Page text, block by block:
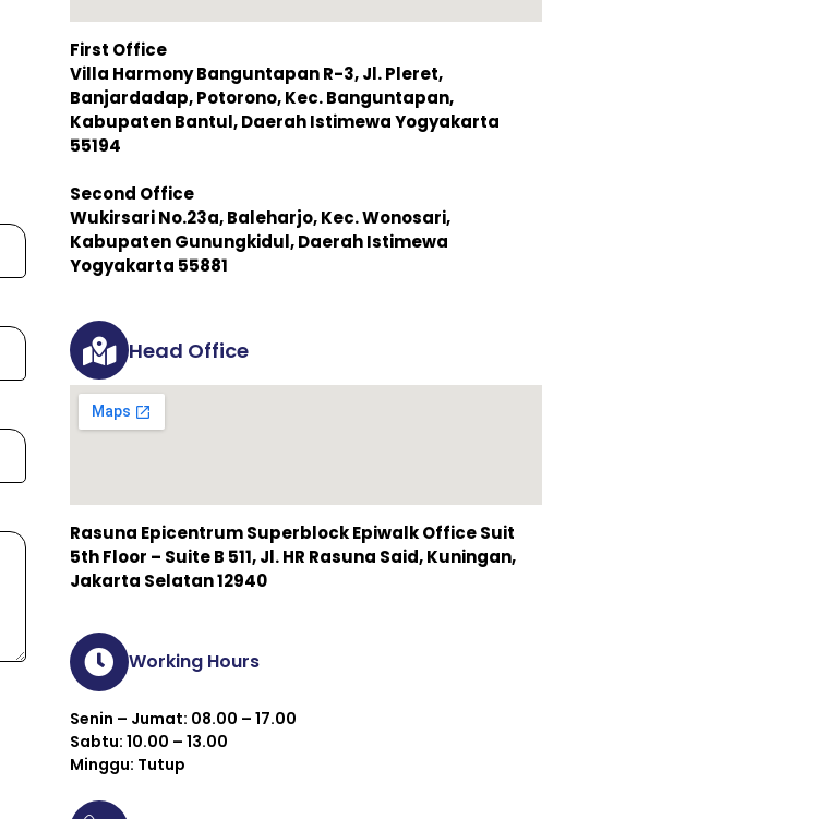
First Office
Villa Harmony Banguntapan R-3, Jl. Pleret,
Banjardadap, Potorono, Kec. Banguntapan,
Kabupaten Bantul, Daerah Istimewa Yogyakarta
55194
Second Office
Wukirsari No.23a, Baleharjo, Kec. Wonosari,
Kabupaten Gunungkidul, Daerah Istimewa
Yogyakarta 55881
Head Office
Rasuna Epicentrum Superblock Epiwalk Office Suit
5th Floor – Suite B 511, Jl. HR Rasuna Said, Kuningan,
Jakarta Selatan 12940
Working Hours
Senin – Jumat: 08.00 – 17.00
Sabtu: 10.00 – 13.00
Minggu: Tutup